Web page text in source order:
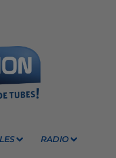
RADIO